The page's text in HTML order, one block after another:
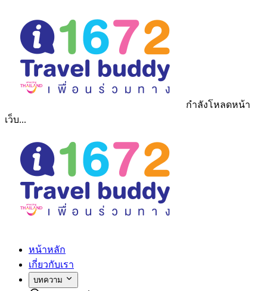
กำลังโหลดหน้า
เว็บ...
หน้าหลัก
เกี่ยวกับเรา
บทความ